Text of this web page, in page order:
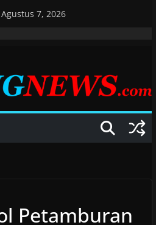
7, 2026
Petamburan